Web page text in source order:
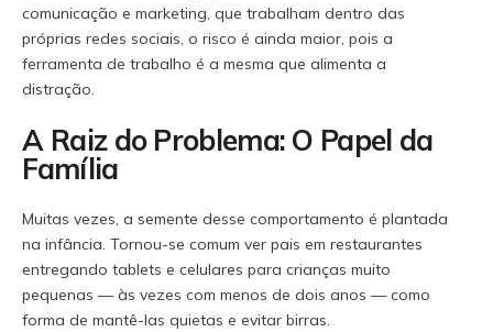
comunicação e marketing, que trabalham dentro das
próprias redes sociais, o risco é ainda maior, pois a
ferramenta de trabalho é a mesma que alimenta a
distração.
A Raiz do Problema: O Papel da
Família
Muitas vezes, a semente desse comportamento é plantada
na infância. Tornou-se comum ver pais em restaurantes
entregando tablets e celulares para crianças muito
pequenas — às vezes com menos de dois anos — como
forma de mantê-las quietas e evitar birras.